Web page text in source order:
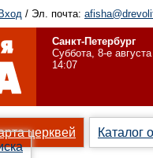
Вход / Эл. почта:
Санкт-Петербург
Суббота, 8-е августа
14:07
церквей
Каталог